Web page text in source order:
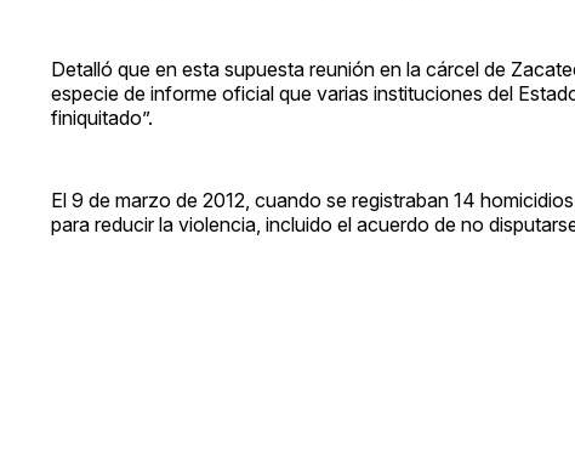
Detalló que en esta supuesta reunión en la cárcel de
especie de informe oficial que varias instituciones del
finiquitado”.
El 9 de marzo de 2012, cuando se registraban 14
para reducir la violencia, incluido el acuerdo de no